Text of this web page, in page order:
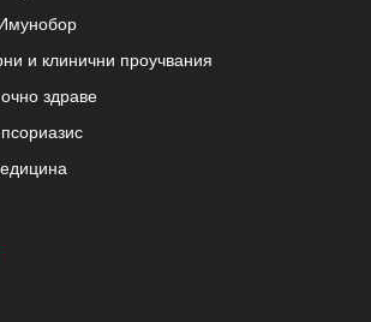
и клинични проучвания
здраве